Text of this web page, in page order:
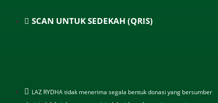
SCAN UNTUK SEDEKAH (QRIS)
LAZ RYDHA tidak menerima segala bentuk donasi yang bersumber